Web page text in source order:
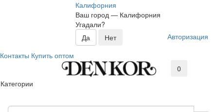
Калифорния
Ваш город — Калифорния
Угадали?
Авторизация
Контакты Купить оптом
0
Категории